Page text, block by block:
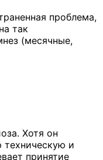
проблема,
так
(месячные,
Хотя он
техническую и
принятие